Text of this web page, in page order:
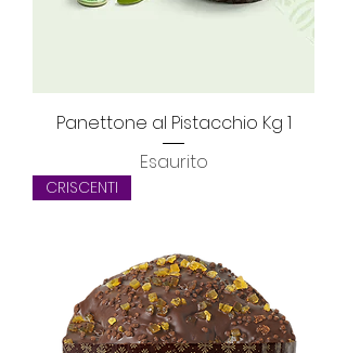
Panettone al Pistacchio Kg 1
Esaurito
CRISCENTI